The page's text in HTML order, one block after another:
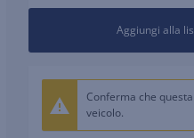
Aggiungi alla
Conferma che
veicolo.